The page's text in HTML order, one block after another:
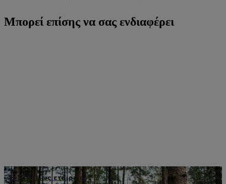
Μπορεί επίσης να σας ενδιαφέρει
Η STIHL ως εταιρεία